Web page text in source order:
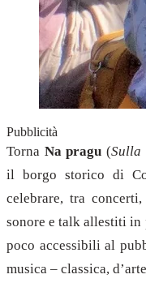
Pubblicità
Torna Na pragu (Sulla
il borgo storico di
celebrare, tra
sonore e talk allestiti
poco accessibili al
musica – classica,